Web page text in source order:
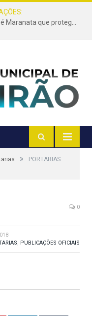
Projeto de autoria do presidente Gessé Maranata que protege as estradas vicinais de Trairão é transformado em lei
»
PORTARIAS
0
, PUBLICAÇÕES OFICIAIS